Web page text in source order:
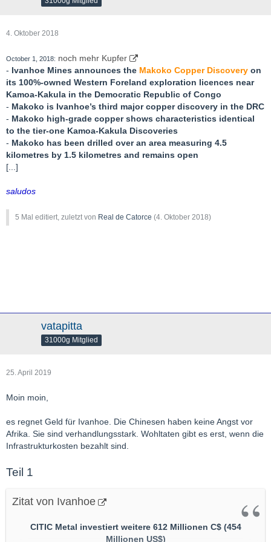
eine 15%ige Beteiligung am Kupferprojekt Las Bambas in Peru
einer 15%igen Beteiligung am brasilianischen Niobproduzenten
CITIC Limited (SEHK:267) ist mit einer Bilanzsumme von
Chinas größter
CITIC Limited konzentriert sich unter seinen
verschiedenen globalen Geschäftsbereichen vor allem auf
Finanzdienstleistungen, Ressourcen und Energie, Fertigung,
Engineering-Contracting und Immobilien. CITIC Limited verfügt
Wirtschaft abgestimmt sind. Die reiche Geschichte von CITIC,
die vielfältige Plattform und die starke Unternehmenskultur in
allen Geschäftsbereichen stellen sicher, dass CITIC Limited
Hang Seng Index vertreten.Die CITIC Group Corporation,
4. Oktober 2018
October 1, 2018: noch mehr Kupfer
- Ivanhoe Mines announces the Makoko Copper Discovery on
its 100%-owned Western Foreland exploration licences near
Kamoa-Kakula in the Democratic Republic of Congo
- Makoko is Ivanhoe’s third major copper discovery in the DRC
- Makoko high-grade copper shows characteristics identical
to the tier-one Kamoa-Kakula Discoveries
- Makoko has been drilled over an area measuring 4.5
kilometres by 1.5 kilometres and remains open
[...]
saludos
5 Mal editiert, zuletzt von Real de Catorce (4. Oktober 2018)
vatapitta
31000g Mitglied
25. April 2019
Moin moin,
es regnet Geld für Ivanhoe. Die Chinesen haben keine Angst vor
Afrika. Sie sind verhandlungsstark. Wohltaten gibt es erst, wenn die
Infrastrukturkosten bezahlt sind.
Teil 1
Zitat von Ivanhoe
CITIC Metal investiert weitere 612 Millionen C$ (454
Millionen US$)